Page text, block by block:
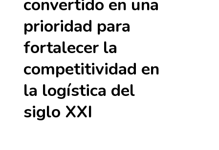
convertido en una
prioridad para
fortalecer la
competitividad en
la logística del
siglo XXI